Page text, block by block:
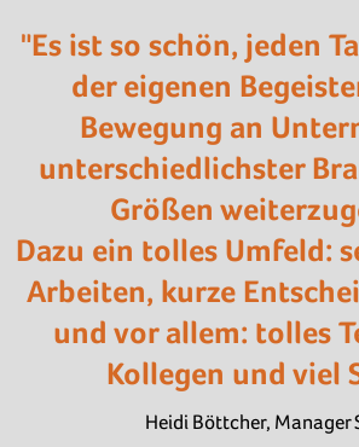
"Es ist so schön, jeden
der eigenen
Bewegung an
unterschiedlichster
Größen
Dazu ein tolles Umfeld:
Arbeiten, kurze
und vor allem: tolles
Kollegen und viel
Heidi Böttcher, Manager